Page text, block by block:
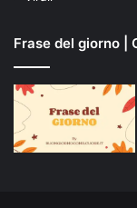
Frase del giorno |